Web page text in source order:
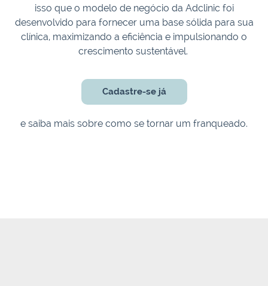
isso que o modelo de negócio da Adclinic foi
desenvolvido para fornecer uma base sólida para sua
clínica, maximizando a eficiência e impulsionando o
crescimento sustentável.
Cadastre-se já
e saiba mais sobre como se tornar um franqueado.